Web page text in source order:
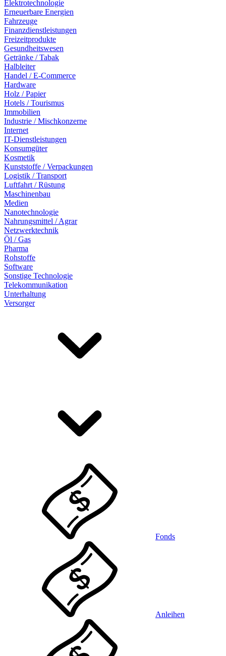
Elektrotechnologie
Erneuerbare Energien
Fahrzeuge
Finanzdienstleistungen
Freizeitprodukte
Gesundheitswesen
Getränke / Tabak
Halbleiter
Handel / E-Commerce
Hardware
Holz / Papier
Hotels / Tourismus
Immobilien
Industrie / Mischkonzerne
Internet
IT-Dienstleistungen
Konsumgüter
Kosmetik
Kunststoffe / Verpackungen
Logistik / Transport
Luftfahrt / Rüstung
Maschinenbau
Medien
Nanotechnologie
Nahrungsmittel / Agrar
Netzwerktechnik
Öl / Gas
Pharma
Rohstoffe
Software
Sonstige Technologie
Telekommunikation
Unterhaltung
Versorger
Fonds
Anleihen